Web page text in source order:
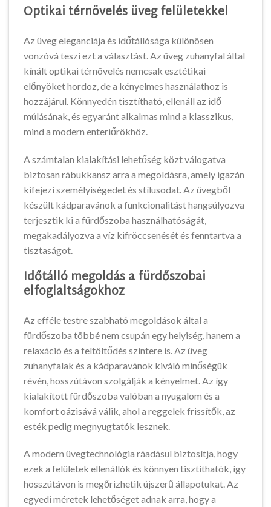
Optikai térnövelés üveg felületekkel
Az üveg eleganciája és időtállósága különösen
vonzóvá teszi ezt a választást. Az üveg zuhanyfal által
kínált optikai térnövelés nemcsak esztétikai
előnyöket hordoz, de a kényelmes használathoz is
hozzájárul. Könnyedén tisztítható, ellenáll az idő
múlásának, és egyaránt alkalmas mind a klasszikus,
mind a modern enteriőrökhöz.
A számtalan kialakítási lehetőség közt válogatva
biztosan rábukkansz arra a megoldásra, amely igazán
kifejezi személyiségedet és stílusodat. Az üvegből
készült kádparavánok a funkcionalitást hangsúlyozva
terjesztik ki a fürdőszoba használhatóságát,
megakadályozva a víz kifröccsenését és fenntartva a
tisztaságot.
Időtálló megoldás a fürdőszobai
elfoglaltságokhoz
Az efféle testre szabható megoldások által a
fürdőszoba többé nem csupán egy helyiség, hanem a
relaxáció és a feltöltődés színtere is. Az üveg
zuhanyfalak és a kádparavánok kiváló minőségük
révén, hosszútávon szolgálják a kényelmet. Az így
kialakított fürdőszoba valóban a nyugalom és a
komfort oázisává válik, ahol a reggelek frissítők, az
esték pedig megnyugtatók lesznek.
A modern üvegtechnológia ráadásul biztosítja, hogy
ezek a felületek ellenállók és könnyen tisztíthatók, így
hosszútávon is megőrizhetik újszerű állapotukat. Az
egyedi méretek lehetőséget adnak arra, hogy a